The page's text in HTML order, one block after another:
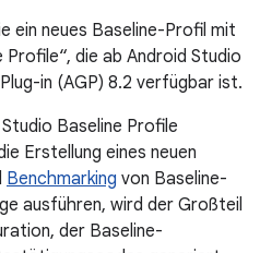
ein neues Baseline-Profil mit
die ab Android Studio
in (AGP) 8.2 verfügbar ist.
Baseline Profile
Erstellung eines neuen
Benchmarking von Baseline-
ausführen, wird der Großteil
der Baseline-